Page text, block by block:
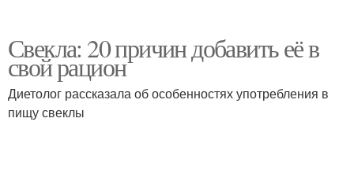
Свекла: 20 причин добавить её в
свой рацион
Диетолог рассказала об особенностях употребления в
пищу свеклы